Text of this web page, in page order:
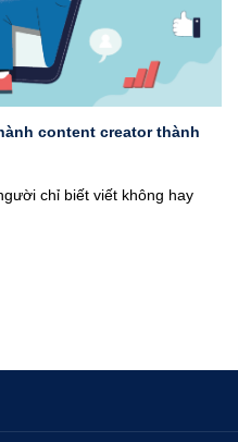
content creator thành
chỉ biết viết không hay